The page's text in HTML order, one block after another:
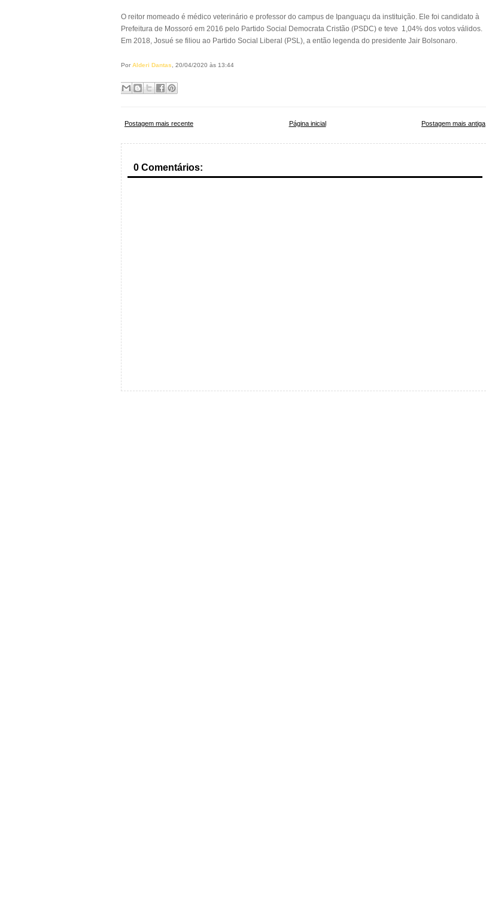
O reitor momeado é médico veterinário e professor do campus de Ipanguaçu da instituição. Ele foi candidato à
Prefeitura de Mossoró em 2016 pelo Partido Social Democrata Cristão (PSDC) e teve 1,04% dos votos válidos.
Em 2018, Josué se filiou ao Partido Social Liberal (PSL), a então legenda do presidente Jair Bolsonaro.
Por Alderi Dantas , 20/04/2020 às 13:44
Postagem mais recente Postagem mais antiga
Página inicial
0 Comentários: